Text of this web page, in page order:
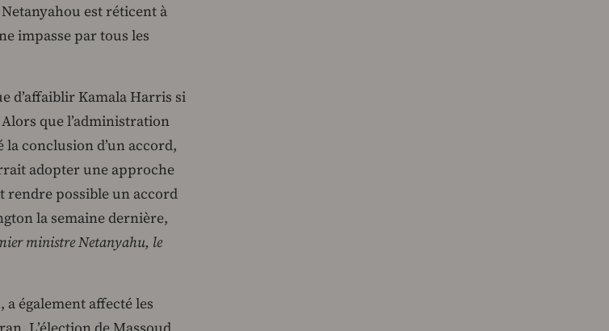
est réticent à
impasse par tous les
d’affaiblir Kamala Harris si
que l’administration
la conclusion d’un accord,
adopter une approche
rendre possible un accord
la semaine dernière,
ministre Netanyahu, le
a également affecté les